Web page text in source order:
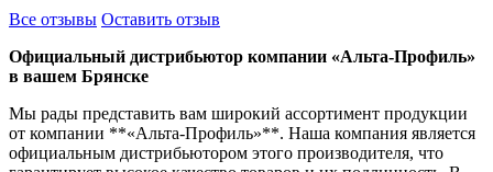
Все отзывы Оставить отзыв
Официальный дистрибьютор компании «Альта-Профиль»
в вашем Брянске
Мы рады представить вам широкий ассортимент продукции
от компании **«Альта-Профиль»**. Наша компания является
официальным дистрибьютором этого производителя, что